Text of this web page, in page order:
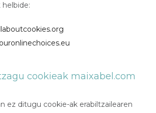
cookieak maixabel.com
ez ditugu cookie-ak erabiltzailearen